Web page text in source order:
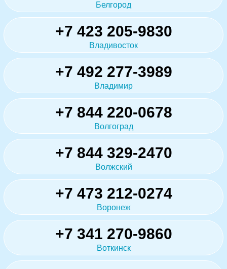
Белгород
+7 423 205-9830
Владивосток
+7 492 277-3989
Владимир
+7 844 220-0678
Волгоград
+7 844 329-2470
Волжский
+7 473 212-0274
Воронеж
+7 341 270-9860
Воткинск